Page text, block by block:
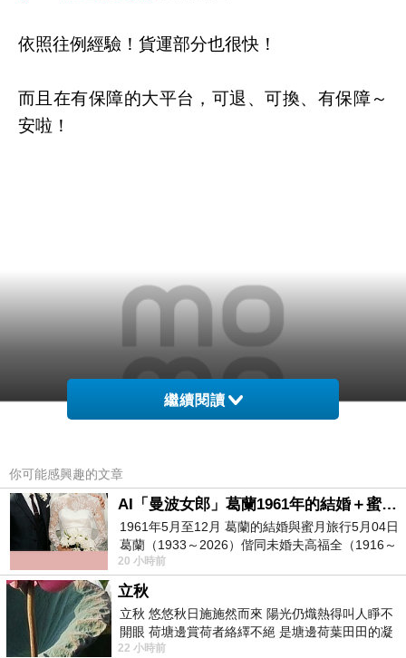
依照往例經驗！貨運部分也很快！
而且在有保障的大平台，可退、可換、有保障～
安啦！
▲讓我們看看 達克公爵古典暹邏鱷魚皮包(2016限量訂製款) 有多讚！
最後跟大家說 達克公爵古典暹邏鱷魚皮包(2016
繼續閱讀
你可能感興趣的文章
AI「曼波女郎」葛蘭1961年的結婚＋蜜月旅行 #戀上老電影 #葛蘭 #粟子
1961年5月至12月 葛蘭的結婚與蜜月旅行5月04日
葛蘭（1933～2026）偕同未婚夫高福全（1916～
2004）乘郵輪赴倫敦6月15日於英國倫敦St.S
20 小時前
立秋
立秋 悠悠秋日施施然而來 陽光仍熾熱得叫人睜不
開眼 荷塘邊賞荷者絡繹不絕 是塘邊荷葉田田的凝
望 風中飄逸的是映日荷花別樣紅
22 小時前